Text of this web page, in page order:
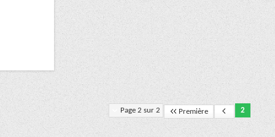
Page 2 sur 2 Première 2